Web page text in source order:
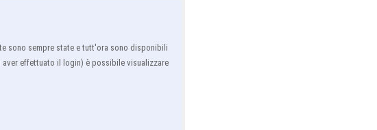
sono sempre state e tutt'ora sono disponibili
aver effettuato il login) è possibile visualizzare